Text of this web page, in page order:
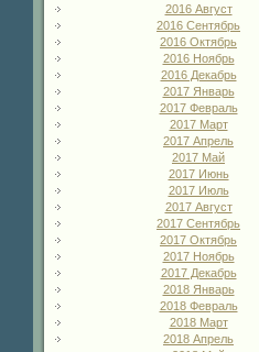
2016 Август
2016 Сентябрь
2016 Октябрь
2016 Ноябрь
2016 Декабрь
2017 Январь
2017 Февраль
2017 Март
2017 Апрель
2017 Май
2017 Июнь
2017 Июль
2017 Август
2017 Сентябрь
2017 Октябрь
2017 Ноябрь
2017 Декабрь
2018 Январь
2018 Февраль
2018 Март
2018 Апрель